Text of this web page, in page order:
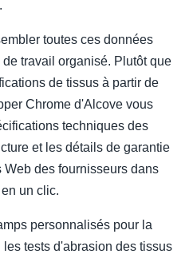
toutes ces données
travail organisé. Plutôt que
de tissus à partir de
Chrome d'Alcove vous
techniques des
et les détails de garantie
des fournisseurs dans
un clic.
personnalisés pour la
tests d'abrasion des tissus